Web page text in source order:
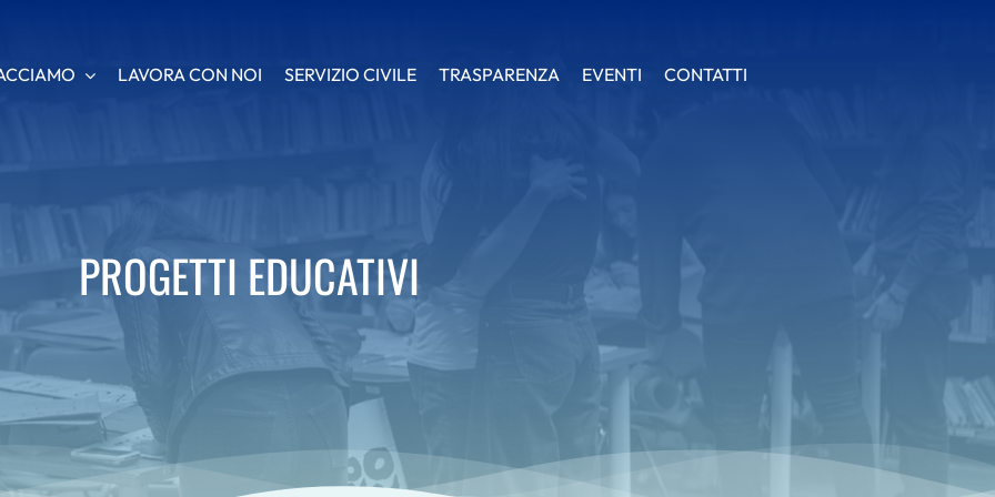
LAVORA CON NOI SERVIZIO CIVILE TRASPARENZA EVENTI CONTATTI
LAVORA CON NOI SERVIZIO CIVILE TRASPARENZA EVENTI CONTATTI
PROGETTI EDUCATIVI